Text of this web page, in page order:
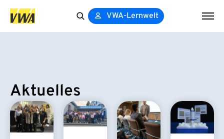
VWA-Lernwelt
Aktuelles